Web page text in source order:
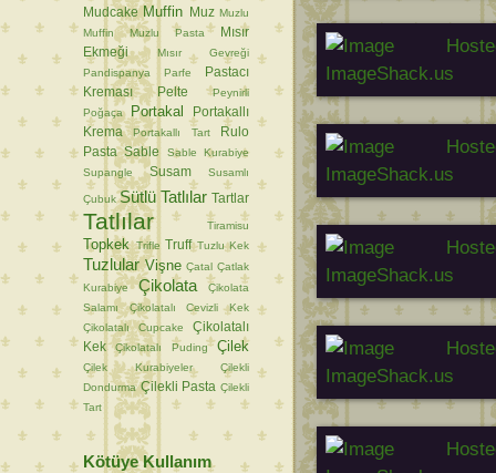
Mudcake Muffin Muz Muzlu
Muffin
Muzlu Pasta
Mısır
Ekmeği
Mısır Gevreği
Pandispanya
Parfe
Pastacı
Kreması
Pelte
Peynirli
Poğaça
Portakal
Portakallı
Krema
Portakallı Tart
Rulo
Pasta Sable
Sable Kurabiye
Supangle
Susam Susamlı
Çubuk Sütlü Tatlılar Tartlar
Tatlılar Tiramisu
Topkek Trifle Truff Tuzlu Kek
Tuzlular Vişne Çatal Çatlak
Kurabiye
Çikolata
Çikolata
Salamı
Çikolatalı Cevizli Kek
Çikolatalı Cupcake
Çikolatalı
Kek
Çikolatalı Puding Çilek
Çilek Kurabiyeler
Çilekli
Dondurma Çilekli Pasta Çilekli
Tart
Kötüye Kullanım